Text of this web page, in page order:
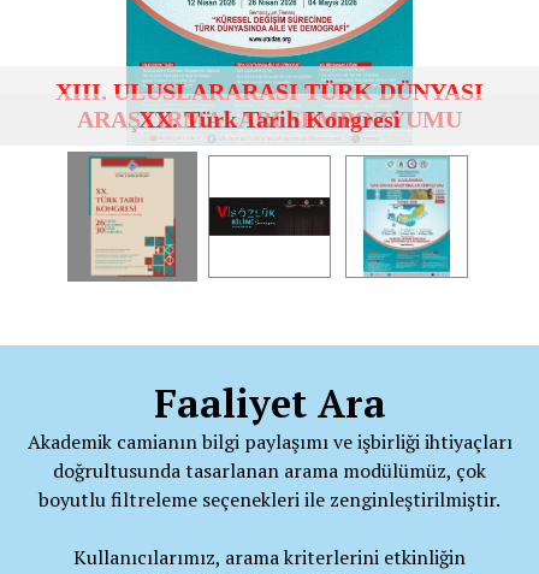
XX. Türk Tarih Kongresi
Faaliyet Ara
Akademik camianın bilgi paylaşımı ve işbirliği ihtiyaçları
doğrultusunda tasarlanan arama modülümüz, çok
boyutlu filtreleme seçenekleri ile zenginleştirilmiştir.
Kullanıcılarımız, arama kriterlerini etkinliğin